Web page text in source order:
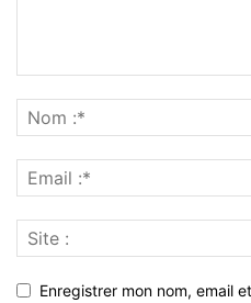
Enregistrer mon nom, email